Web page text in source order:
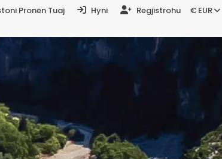
Pronën Tuaj Hyni Regjistrohu € EUR